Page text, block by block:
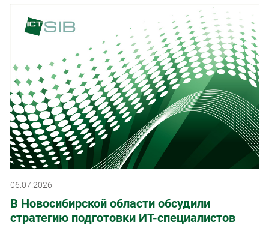
06.07.2026
В Новосибирской области обсудили
стратегию подготовки ИТ-специалистов